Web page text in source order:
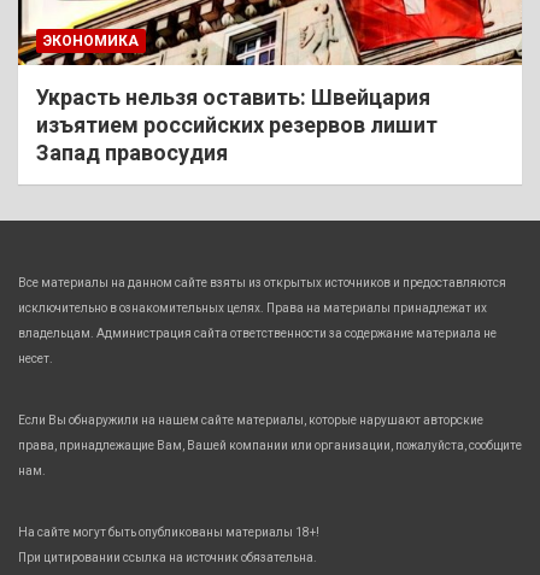
ЭКОНОМИКА
Украсть нельзя оставить: Швейцария
изъятием российских резервов лишит
Запад правосудия
Все материалы на данном сайте взяты из открытых источников и предоставляются
исключительно в ознакомительных целях. Права на материалы принадлежат их
владельцам. Администрация сайта ответственности за содержание материала не
несет.
Если Вы обнаружили на нашем сайте материалы, которые нарушают авторские
права, принадлежащие Вам, Вашей компании или организации, пожалуйста, сообщите
нам.
На сайте могут быть опубликованы материалы 18+!
При цитировании ссылка на источник обязательна.